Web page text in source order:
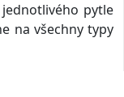
pytle
na všechny typy